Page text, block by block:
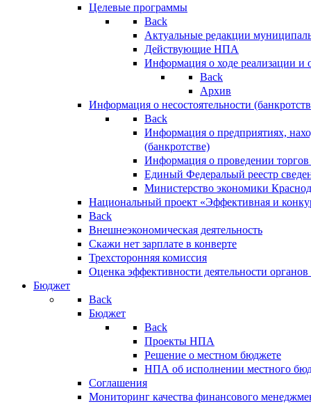
Целевые программы
Back
Актуальные редакции
Действующие НПА
Информация о ходе реализации
Back
Архив
Информация о несостоятельности
Back
Информация о предприятиях,
(банкротстве)
Информация о проведении
Единый Федеральый реестр
Министерство экономики
Национальный проект «Эффективная и
Back
Внешнеэкономическая деятельность
Скажи нет зарплате в конверте
Трехсторонняя комиссия
Оценка эффективности деятельности
Бюджет
Back
Бюджет
Back
Проекты НПА
Решение о местном бюджете
НПА об исполнении местного
Соглашения
Мониторинг качества финансового